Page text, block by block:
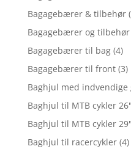
Bagagebærer & tilbehør
Bagagebærer og tilbehør
Bagagebærer til bag (4)
Bagagebærer til front (3)
Baghjul med indvendige
Baghjul til MTB cykler 26"
Baghjul til MTB cykler 29"
Baghjul til racercykler (4)